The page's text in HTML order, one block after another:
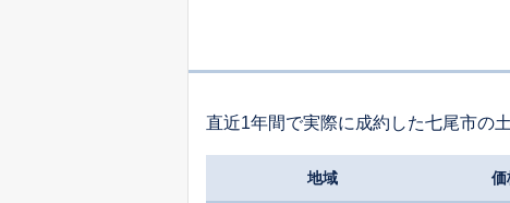
直近1年間で実際に成約した七尾市の
地域 価